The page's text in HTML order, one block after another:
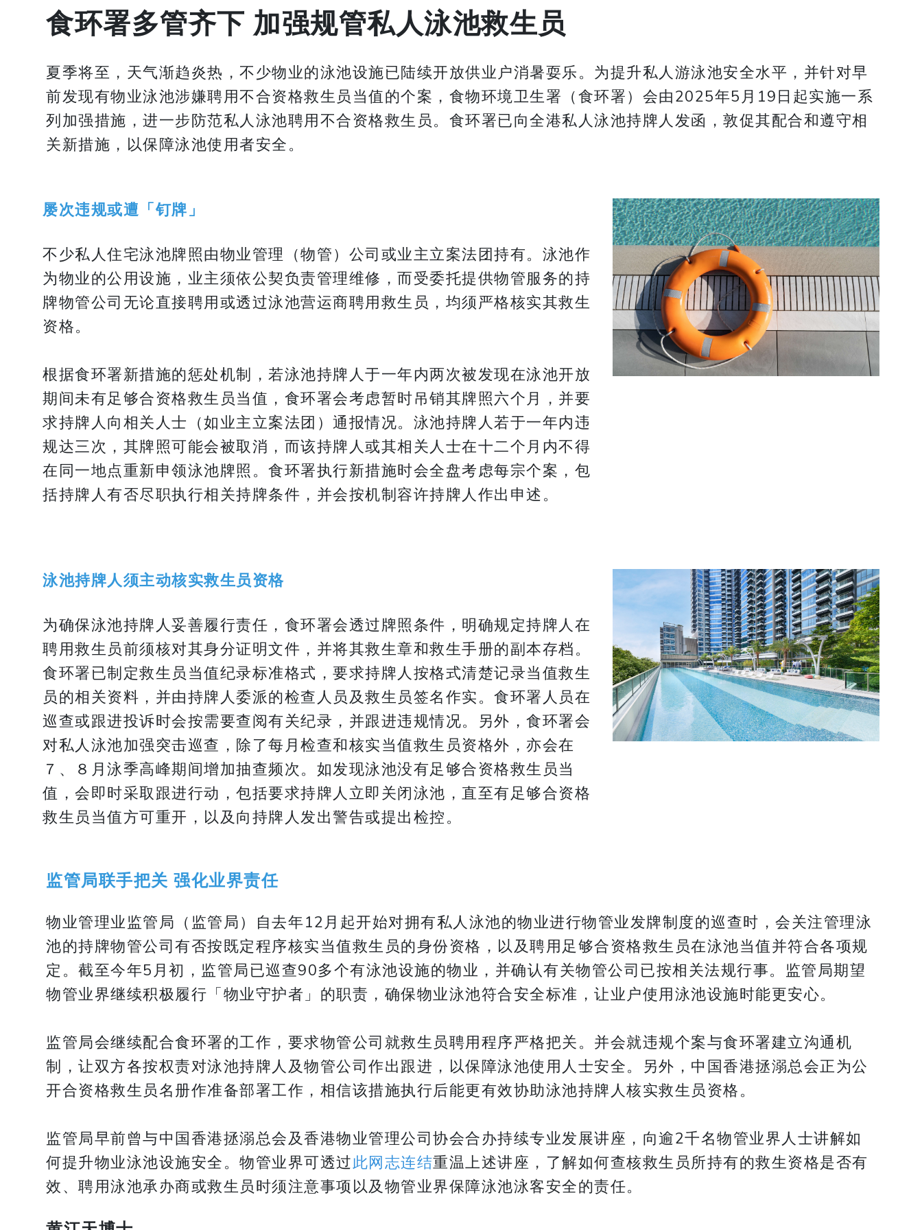
食环署多管齐下 加强规管私人泳池救生员
夏季将至，天气渐趋炎热，不少物业的泳池设施已陆续开放供业户消暑耍乐。为提升私人游泳池安全水平，并针对早
前发现有物业泳池涉嫌聘用不合资格救生员当值的个案，食物环境卫生署（食环署）会由2025年5月19日起实施一系
列加强措施，进一步防范私人泳池聘用不合资格救生员。食环署已向全港私人泳池持牌人发函，敦促其配合和遵守相
关新措施，以保障泳池使用者安全。
屡次违规或遭「钉牌」
不少私人住宅泳池牌照由物业管理（物管）公司或业主立案法团持有。泳池作
为物业的公用设施，业主须依公契负责管理维修，而受委托提供物管服务的持
牌物管公司无论直接聘用或透过泳池营运商聘用救生员，均须严格核实其救生
资格。
根据食环署新措施的惩处机制，若泳池持牌人于一年内两次被发现在泳池开放
期间未有足够合资格救生员当值，食环署会考虑暂时吊销其牌照六个月，并要
求持牌人向相关人士（如业主立案法团）通报情况。泳池持牌人若于一年内违
规达三次，其牌照可能会被取消，而该持牌人或其相关人士在十二个月内不得
在同一地点重新申领泳池牌照。食环署执行新措施时会全盘考虑每宗个案，包
括持牌人有否尽职执行相关持牌条件，并会按机制容许持牌人作出申述。
泳池持牌人须主动核实救生员资格
为确保泳池持牌人妥善履行责任，食环署会透过牌照条件，明确规定持牌人在
聘用救生员前须核对其身分证明文件，并将其救生章和救生手册的副本存档。
食环署已制定救生员当值纪录标准格式，要求持牌人按格式清楚记录当值救生
员的相关资料，并由持牌人委派的检查人员及救生员签名作实。食环署人员在
巡查或跟进投诉时会按需要查阅有关纪录，并跟进违规情况。另外，食环署会
对私人泳池加强突击巡查，除了每月检查和核实当值救生员资格外，亦会在
７、８月泳季高峰期间增加抽查频次。如发现泳池没有足够合资格救生员当
值，会即时采取跟进行动，包括要求持牌人立即关闭泳池，直至有足够合资格
救生员当值方可重开，以及向持牌人发出警告或提出检控。
监管局联手把关 强化业界责任
物业管理业监管局（监管局）自去年12月起开始对拥有私人泳池的物业进行物管业发牌制度的巡查时，会关注管理泳
池的持牌物管公司有否按既定程序核实当值救生员的身份资格，以及聘用足够合资格救生员在泳池当值并符合各项规
定。截至今年5月初，监管局已巡查90多个有泳池设施的物业，并确认有关物管公司已按相关法规行事。监管局期望
物管业界继续积极履行「物业守护者」的职责，确保物业泳池符合安全标准，让业户使用泳池设施时能更安心。
监管局会继续配合食环署的工作，要求物管公司就救生员聘用程序严格把关。并会就违规个案与食环署建立沟通机
制，让双方各按权责对泳池持牌人及物管公司作出跟进，以保障泳池使用人士安全。另外，中国香港拯溺总会正为公
开合资格救生员名册作准备部署工作，相信该措施执行后能更有效协助泳池持牌人核实救生员资格。
监管局早前曾与中国香港拯溺总会及香港物业管理公司协会合办持续专业发展讲座，向逾2千名物管业界人士讲解如
何提升物业泳池设施安全。物管业界可透过此网志连结重温上述讲座，了解如何查核救生员所持有的救生资格是否有
效、聘用泳池承办商或救生员时须注意事项以及物管业界保障泳池泳客安全的责任。